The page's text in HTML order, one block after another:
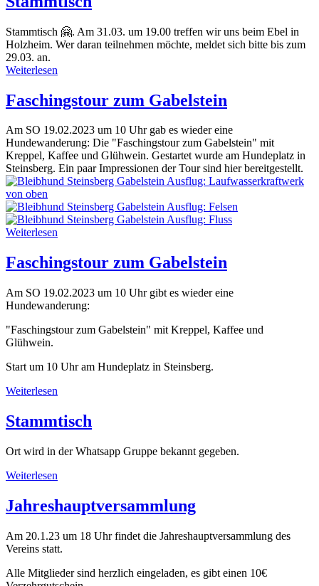
Stammtisch 🤗. Am 31.03. um 19.00 treffen wir uns beim Ebel in
Holzheim. Wer daran teilnehmen möchte, meldet sich bitte bis zum
29.03. an.
Weiterlesen
Faschingstour zum Gabelstein
Am SO 19.02.2023 um 10 Uhr gab es wieder eine
Hundewanderung: Die "Faschingstour zum Gabelstein" mit
Kreppel, Kaffee und Glühwein. Gestartet wurde am Hundeplatz in
Steinsberg. Ein paar Impressionen der Tour sind hier bereitgestellt.
Weiterlesen
Faschingstour zum Gabelstein
Am SO 19.02.2023 um 10 Uhr gibt es wieder eine
Hundewanderung:
"Faschingstour zum Gabelstein" mit Kreppel, Kaffee und
Glühwein.
Start um 10 Uhr am Hundeplatz in Steinsberg.
Weiterlesen
Stammtisch
Ort wird in der Whatsapp Gruppe bekannt gegeben.
Weiterlesen
Jahreshauptversammlung
Am 20.1.23 um 18 Uhr findet die Jahreshauptversammlung des
Vereins statt.
Alle Mitglieder sind herzlich eingeladen, es gibt einen 10€